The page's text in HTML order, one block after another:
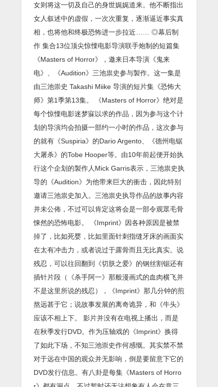
女则将这一切及自己的身世娓娓道来。他不断指出
女人叙述中的虚假，一次次重复，逐渐逼近事实真
相，也将他和终极恐怖进一步拉近…… ◎幕后制
作 集合13位顶尖惊慄电影导演联手炮制的短篇集
《Masters of Horror》，邀来日本导演《鬼来
电》、《Audition》三池祟史参与製作。这一集是
由三池崇史 Takashi Miike 导演的短片集《恐怖大
师》第1季第13集。 《Masters of Horror》绝对是
每个惊慄电影迷梦寐以求的作品，因为参与这个计
划的导演均会拍摄一部约一小时的作品，这次参与
的就有《Suspiria》的Dario Argento、《德州电锯
大屠杀》的Tobe Hooper等。由10年前起便开始执
行这个企划的製作人Mick Garris表示，三池祟史执
导的《Audition》为他带来巨大的衝击，因此特别
邀请三池祟史加入。三池祟史执导作品的故事内容
并未公佈，不过可以肯定这将会是一部令观眾毛骨
悚然的恐怖电影。 《Imprint》因各种原因是被禁
掉了，比如死婴，比如里面针刺指缝牙床的画面实
在太有冲击力，或者说过于露骨而且无比真实。说
残忍，可以往回翻到《切肤之爱》的钢丝割锯还有
插针片段（《杀手阿一》那般漫画式的血肉横飞并
不是这里所说的残忍），《Imprint》那几分钟的煎
熬远甚于它；说故事发展的离奇诡异，和《牛头》
应该不相上下。 影片并没有在电视上播出，而是
在秋季发行DVD。作为压轴戏的《Imprint》换得
了如此下场，不知三池崇史作何感慨。其实禁不禁
对于远在中国的观众并无影响，倒是要留意下它的
DVD发行信息。有八卦是每集《Masters of Horro